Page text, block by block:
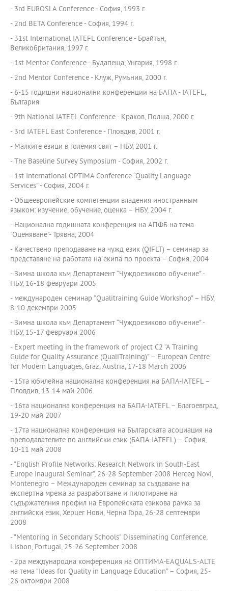
- 3rd EUROSLA Conference - София, 1993 г.
- 2nd BETA Conference - София, 1994 г.
- 31st International IATEFL Conference - Брайтън,
Великобритания, 1997 г.
- 1st Mentor Conference - Будапеща, Унгария, 1998 г.
- 2nd Mentor Conference - Клуж, Румъния, 2000 г.
- 6-15 годишни национални конференции на БАПА - IATEFL,
България
- 9th National IATEFL Conference - Краков, Полша, 2000 г.
- 3rd IATEFL East Conference - Пловдив, 2001 г.
- Малките езици в големия свят – НБУ, 2001 г.
- The Baseline Survey Symposium - София, 2002 г.
- 1st International OPTIMA Conference “Quality Language
Services” - София, 2004 г.
- Общеевропейские компетенции владения иностранным
языком: изучение, обучение, оценка – НБУ, 2004 г.
- Национална годишната конференция на АПФБ на тема
"Оценяване"- Трявна, 2004
- Качествено преподаване на чужд език (QIFLT) – семинар за
представяне на работата на екипа по проекта – София, 2004
- Зимна школа към Департамент “Чуждоезиково обучение” -
НБУ, 16-18 февруари 2005
- международен семинар “Qualitraining Guide Workshop” – НБУ,
8-10 декември 2005
- Зимна школа към Департамент “Чуждоезиково обучение” -
НБУ, 15-17 февруари 2006
- Expert meeting in the framework of project C2 “A Training
Guide for Quality Assurance (QualiTraining)” – European Centre
for Modern Languages, Graz, Austria, 17-18 March 2006
- 15та юбилейна национална конференция на БАПА-IATEFL –
Пловдив, 13-14 май 2006
- 16та национална конференция на БАПА-IATEFL – Благоевград,
19-20 май 2007
- 17та национална конференция на Българската асоциация на
преподавателите по английски език (БАПА-IATEFL) – София,
10-11 май 2008
- “English Profile Networks: Research Network in South-East
Europe Inaugural Seminar”, 26-28 September 2008 Herceg Novi,
Montenegro – Международен семинар за създаване на
експертна мрежа за разработване и пилотиране на
съдържателния профил на Европейската езикова рамка за
английски език, Херцег Нови, Черна Гора, 26-28 септември
2008
- "Mentoring in Secondary Schools" Disseminating Conference,
Lisbon, Portugal, 25-26 September 2008
- 2ра международна конференция на ОПТИМА-EAQUALS-ALTE
на тема “Ideas for Quality in Language Education” – София, 25-
26 октомври 2008